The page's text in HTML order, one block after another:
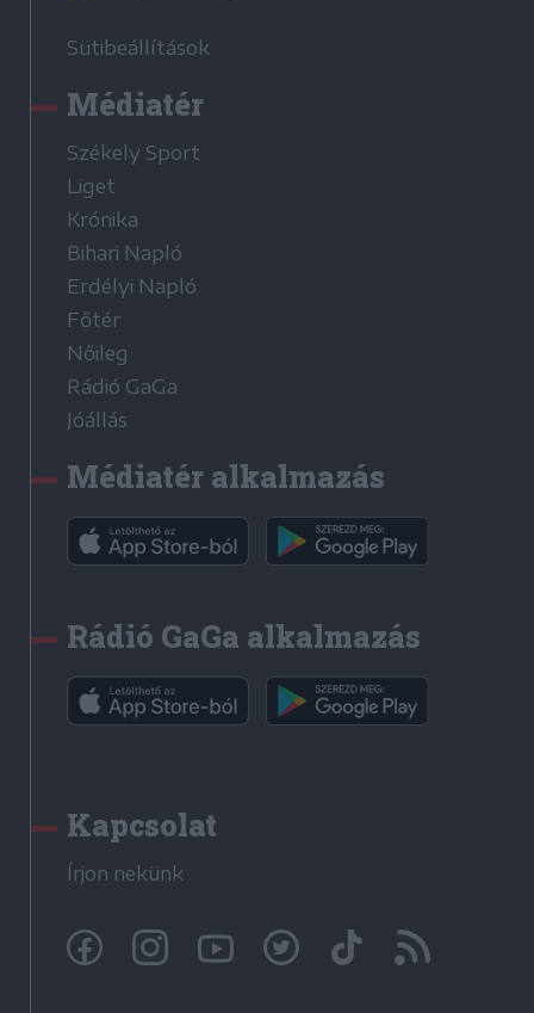
Sütibeállítások
Médiatér
Székely Sport
Liget
Krónika
Bihari Napló
Erdélyi Napló
Főtér
Nőileg
Rádió GaGa
Jóállás
Médiatér alkalmazás
Rádió GaGa alkalmazás
Kapcsolat
Írjon nekünk